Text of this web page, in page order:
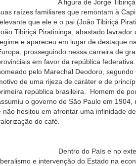
figura de Jorge Tibiriçá, ligada às
raízes familiares que remontam à
que ele e o pai (João Tibiriçá
Tibiriçá Piratininga, abastado
e apareceu em lugar de destaque
prosseguindo nessa carreira de
em favor da república
pelo Marechal Deodoro,
de uma rijeza de caráter e de
república brasileira. Homem de
o governo de São Paulo em
não hesitou em afrontar uma infinidade
do café.
do País e no exterior
e intervenção do Estado na